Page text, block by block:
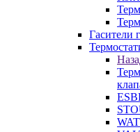
Гасители